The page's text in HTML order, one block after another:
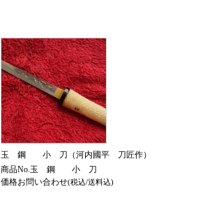
玉 鋼 小 刀（河内國平 刀匠作）
商品No.玉 鋼 小 刀
価格お問い合わせ(税込/送料込)